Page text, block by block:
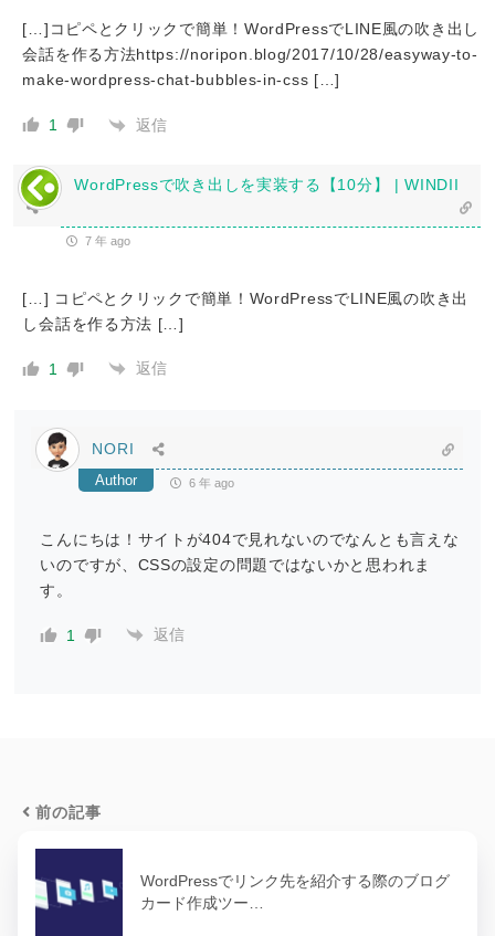
[…]コピペとクリックで簡単！WordPressでLINE風の吹き出し
会話を作る方法https://noripon.blog/2017/10/28/easyway-to-
make-wordpress-chat-bubbles-in-css […]
1 返信
WordPressで吹き出しを実装する【10分】 | WINDII
7 年 ago
[…] コピペとクリックで簡単！WordPressでLINE風の吹き出
し会話を作る方法 […]
1 返信
NORI
Author 6 年 ago
こんにちは！サイトが404で見れないのでなんとも言えな
いのですが、CSSの設定の問題ではないかと思われま
す。
1 返信
前の記事
WordPressでリンク先を紹介する際のブログ
カード作成ツー…